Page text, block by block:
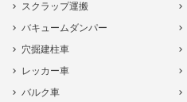
スクラップ運搬
バキュームダンパー
穴掘建柱車
レッカー車
バルク車